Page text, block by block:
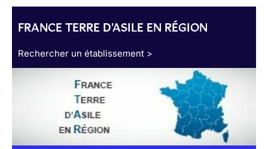
FRANCE TERRE D'ASILE EN RÉGION
Rechercher un établissement >